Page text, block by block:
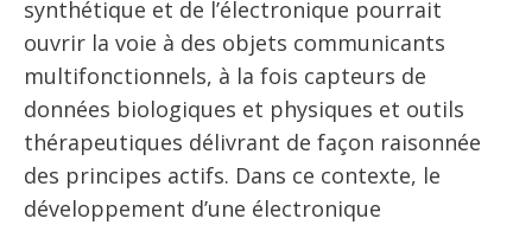
synthétique et de l’électronique pourrait
ouvrir la voie à des objets communicants
multifonctionnels, à la fois capteurs de
données biologiques et physiques et outils
thérapeutiques délivrant de façon raisonnée
des principes actifs. Dans ce contexte, le
développement d’une électronique